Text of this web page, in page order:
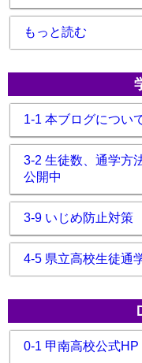
もっと読む
1-1 本ブログについ
3-2 生徒数、通学
公開中
3-9 いじめ防止対策
4-5 県立高校生徒通
0-1 甲南高校公式HP